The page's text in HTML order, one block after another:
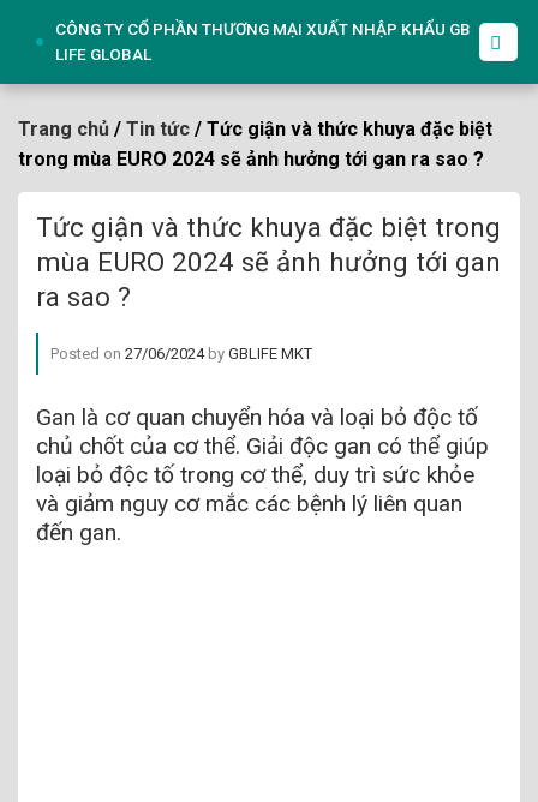
CÔNG TY CỔ PHẦN THƯƠNG MẠI XUẤT NHẬP KHẨU GB
LIFE GLOBAL
Trang chủ / Tin tức / Tức giận và thức khuya đặc biệt
trong mùa EURO 2024 sẽ ảnh hưởng tới gan ra sao ?
Tức giận và thức khuya đặc biệt trong
mùa EURO 2024 sẽ ảnh hưởng tới gan
ra sao ?
Posted on 27/06/2024by GBLIFE MKT
Gan là cơ quan chuyển hóa và loại bỏ độc tố
chủ chốt của cơ thể. Giải độc gan có thể giúp
loại bỏ độc tố trong cơ thể, duy trì sức khỏe
và giảm nguy cơ mắc các bệnh lý liên quan
đến gan.